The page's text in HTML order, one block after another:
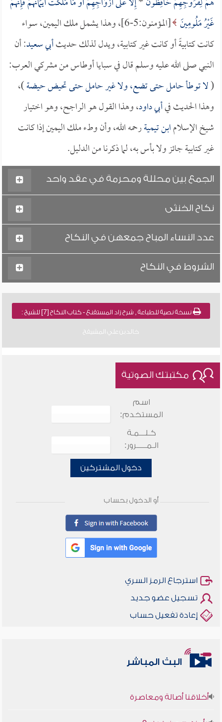
غَيْرُ مَلُومِينَ
[المؤمنون:5-6]، وهذا يشمل ملك اليمين، سواء
كانت كتابيةً أو كانت غير كتابية، ويدل لذلك حديثأبي سعيد: أن
النبي صلى الله عليه وسلم قال في سبايا أوطاس من مشركي العرب:
(لا توطأ حامل حتى تضع، ولا غير حامل حتى تحيض حيضة)،
وهذا الحديث فيأبي داود، وهذا القول هو الراجح، وهو اختيار
شيخ الإسلامابن تيميةرحمه الله، وأن وطء ملك اليمين إذا كانت
غير كتابية جائز ولا بأس به، لما ذكرنا من الدليل.
الجمع بين محللة ومحرمة في عقد واحد
نكاح الخنثى
عدد النساء المباح جمعهن في النكاح
الشروط في النكاح
نسخة نصية للطباعة , شرح زاد المستقنع - كتاب النكاح [7] للشيخ :
خالد بن علي المشيقح
مكتبتك الصوتية
اسم
المستخدم:
كـلـــمـة
الـمـــــرور:
دخول المشتركين
أو الدخول بحساب
استرجاع الرمز السري
تسجيل عضو جديد
إعادة تفعيل حساب
البث المباشر
أخلاقنا أصالة ومعاصرة
وأمنهم من خوف 9